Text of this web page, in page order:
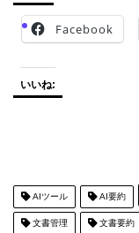
Facebook
いいね:
AIツール AI要約
文書管理 文書要約